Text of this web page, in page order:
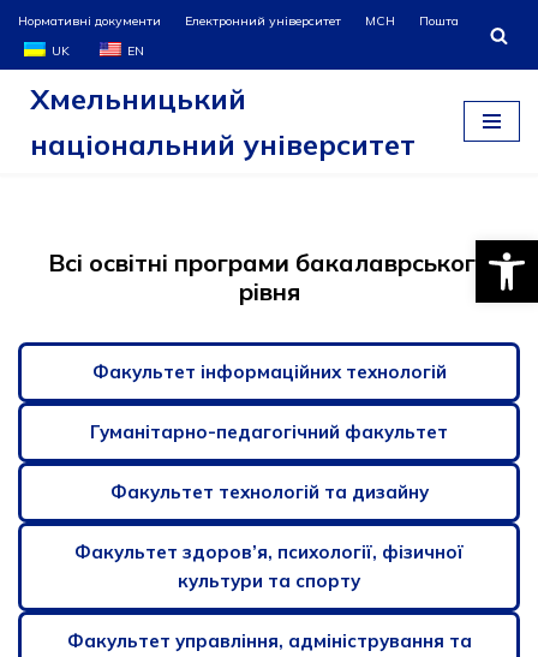
Перейти
до
Нормативні документи Електронний університет МСН
Пошта
UK
EN
Хмельницький
національний університет
Всі освітні програми бакалаврського
рівня
Факультет інформаційних технологій
Гуманітарно-педагогічний факультет
Факультет технологій та дизайну
Факультет здоров’я, психології, фізичної
культури та спорту
Факультет управління, адміністрування та